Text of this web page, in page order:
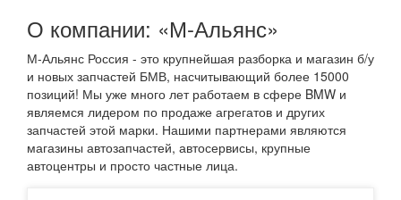
О компании: «М-Альянс»
М-Альянс Россия - это крупнейшая разборка и магазин б/у
и новых запчастей БМВ, насчитывающий более 15000
позиций! Мы уже много лет работаем в сфере BMW и
являемся лидером по продаже агрегатов и других
запчастей этой марки. Нашими партнерами являются
магазины автозапчастей, автосервисы, крупные
автоцентры и просто частные лица.